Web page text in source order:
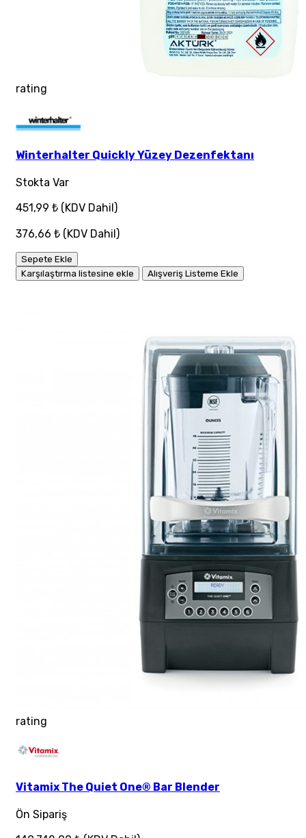
rating
Winterhalter Quickly Yüzey Dezenfektanı
Stokta Var
451,99 ₺ (KDV Dahil)
376,66 ₺ (KDV Dahil)
Sepete Ekle
Karşılaştırma listesine ekle
Alışveriş Listeme Ekle
rating
Vitamix The Quiet One® Bar Blender
Ön Sipariş